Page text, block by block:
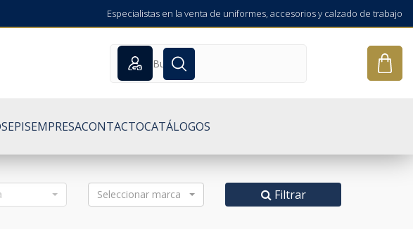
Especialistas en la venta de uniformes, accesorios y calzado de trabajo
EPISEMPRESACONTACTOCATÁLOGOS
Seleccionar marca Filtrar